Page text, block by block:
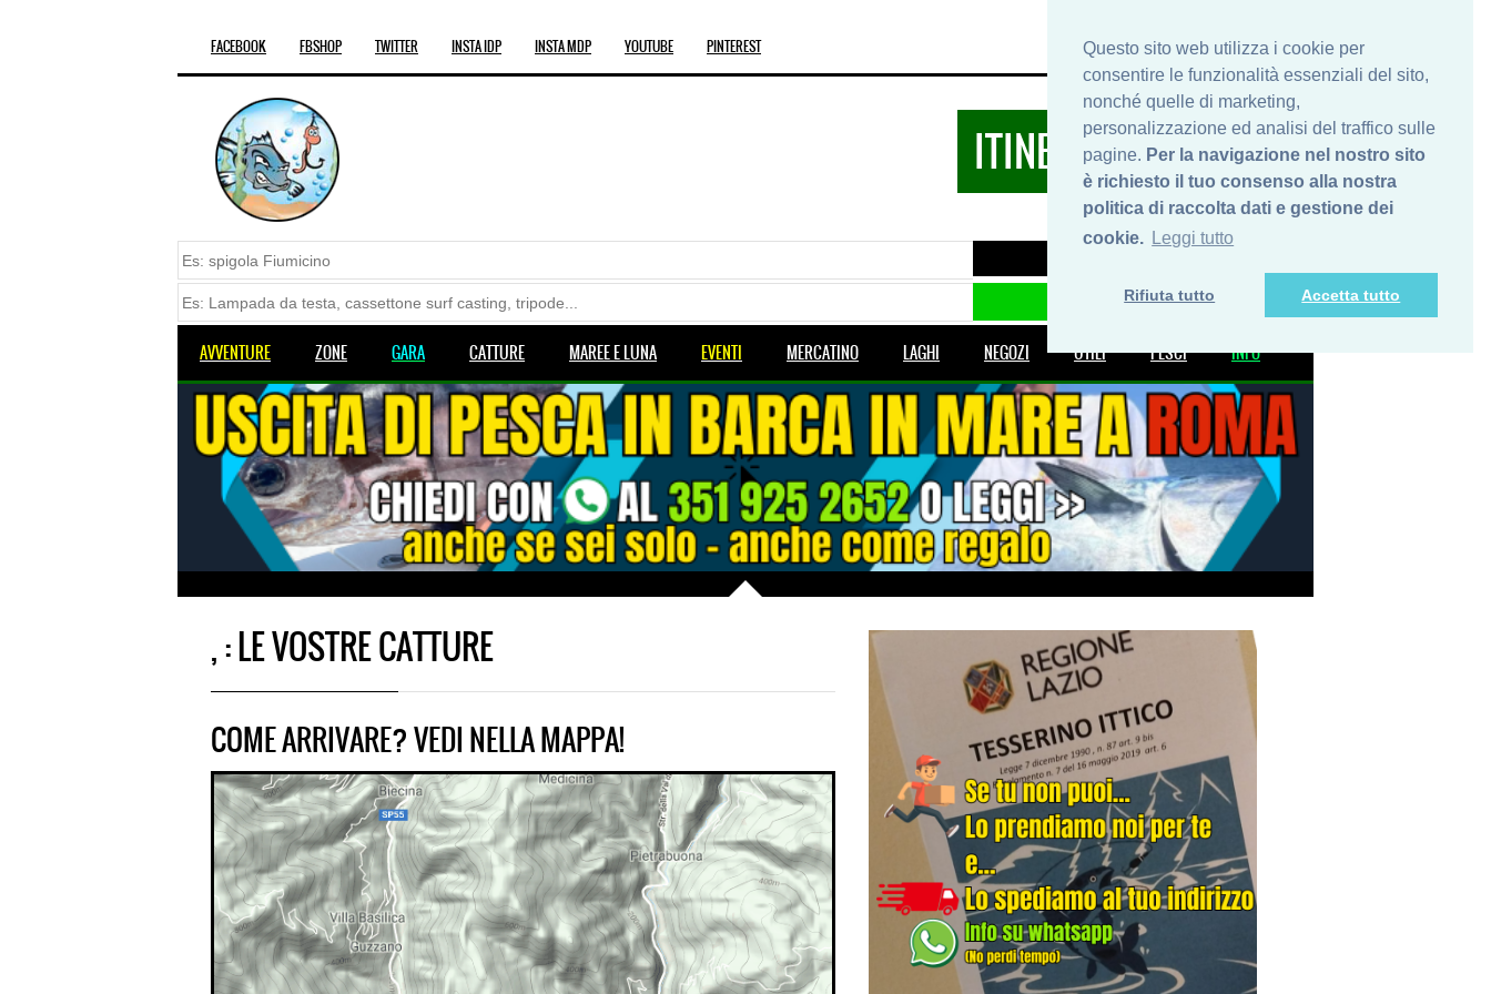
Questo sito web utilizza i cookie per
consentire le funzionalità essenziali del sito,
nonché quelle di marketing,
personalizzazione ed analisi del traffico sulle
pagine. Per la navigazione nel nostro sito
è richiesto il tuo consenso alla nostra
politica di raccolta dati e gestione dei
cookie. Leggi tutto
Rifiuta tutto Accetta tutto
FACEBOOK FBSHOP TWITTER INSTA IDP INSTA MDP YOUTUBE PINTEREST PRIVACY
SHOP
INFO
ITINERARIDIPESCA.IT
AVVENTURE ZONE GARA CATTURE MAREE E LUNA EVENTI MERCATINO LAGHI NEGOZI UTILI PESCI INFO
, : LE VOSTRE CATTURE
COME ARRIVARE? VEDI NELLA MAPPA!